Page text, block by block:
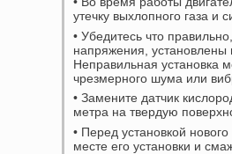
утечку выхлопного газа
• Убедитесь что
напряжения,
Неправильная установка
чрезмерного шума или
• Замените датчик
метра на твердую
• Перед установкой
месте его установки и